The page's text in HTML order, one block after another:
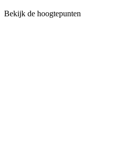
Bekijk de hoogtepunten